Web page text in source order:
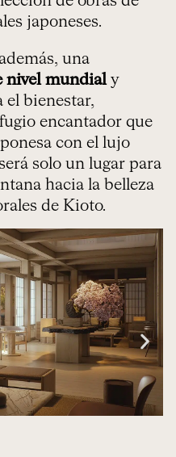
japoneses.
una
nivel mundialy
el bienestar,
encantador que
con el lujo
solo un lugar para
hacia la belleza
de Kioto.